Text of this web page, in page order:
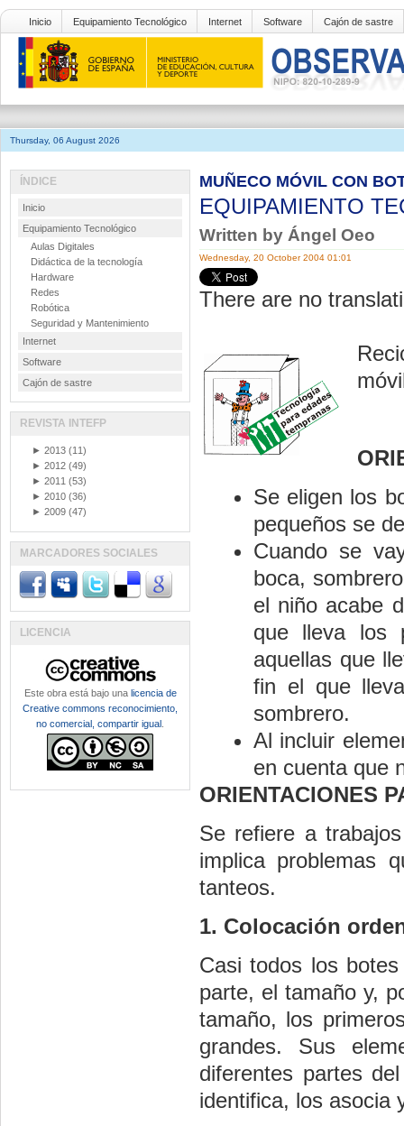
Inicio Equipamiento Tecnológico Internet Software Cajón de sastre
Thursday, 06 August 2026
MUÑECO MÓVIL CON
EQUIPAMIENTO
Written by Ángel Oeo
Wednesday, 20 October 2004 01:01
There are no
Se eligen los
pequeños se
Cuando se
boca,
el niño acabe
que lleva los
aquellas que
fin el que
sombrero.
Al incluir
en cuenta que
ORIENTACIONES
Se refiere a
implica problemas
tanteos.
1. Colocación
Casi todos los
parte, el tamaño y,
tamaño, los
grandes. Sus
diferentes partes
identifica, los asocia
ÍNDICE
Inicio
Equipamiento Tecnológico
Aulas Digitales
Didáctica de la tecnología
Hardware
Redes
Robótica
Seguridad y Mantenimiento
Internet
Software
Cajón de sastre
REVISTA INTEFP
► 2013 (11)
► 2012 (49)
► 2011 (53)
► 2010 (36)
► 2009 (47)
MARCADORES SOCIALES
LICENCIA
Este obra está bajo una licencia de
Creative commons reconocimiento,
no comercial, compartir igual